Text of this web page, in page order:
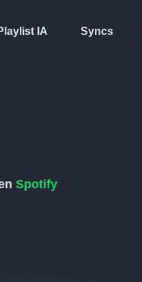
IA Syncs
Spotify